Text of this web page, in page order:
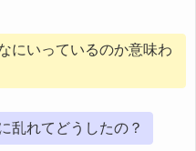
にいっているのか意味わ
乱れてどうしたの？